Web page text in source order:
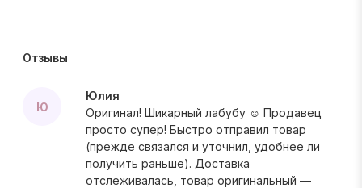
Отзывы
Ю
Юлия
Оригинал! Шикарный лабубу ☺️ Продавец
просто супер! Быстро отправил товар
(прежде связался и уточнил, удобнее ли
получить раньше). Доставка
отслеживалась, товар оригинальный —